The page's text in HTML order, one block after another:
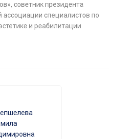
советник президента
специалистов по
и реабилитации